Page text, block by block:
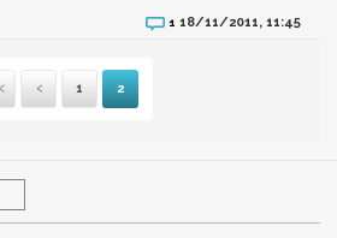
1 18/11/2011, 11:45
Première
Précédente
1 2